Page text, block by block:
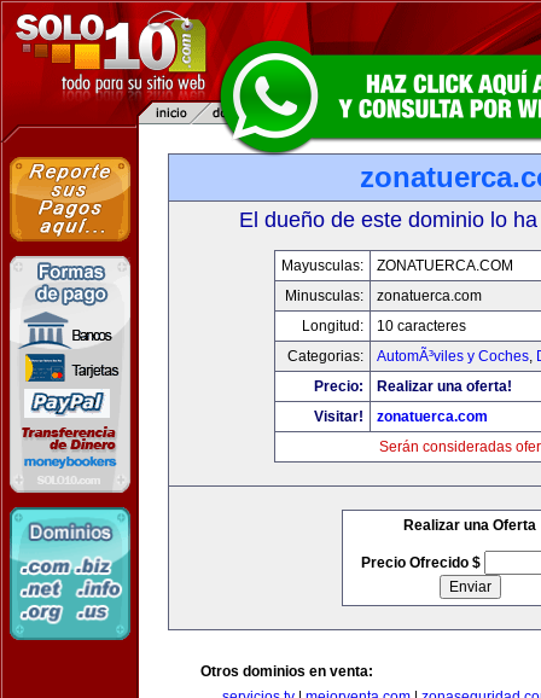
El dueño de este dominio lo
Mayusculas:
ZONATUERCA.COM
Minusculas:
zonatuerca.com
Longitud:
10 caracteres
Categorias:
AutomÃ³viles y Coches,
Precio:
Realizar una oferta!
Visitar!
zonatuerca.com
Serán consideradas
Realizar una Oferta
Precio Ofrecido $
Otros dominios en venta: